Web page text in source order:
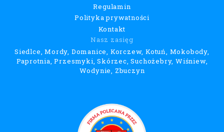
Regulamin
Polityka prywatności
Kontakt
Nasz zasięg
Siedlce, Mordy, Domanice, Korczew, Kotuń, Mokobody,
Paprotnia, Przesmyki, Skórzec, Suchożebry, Wiśniew,
Wodynie, Zbuczyn